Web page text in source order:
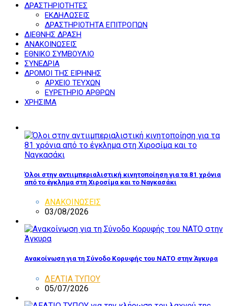
ΔΡΑΣΤΗΡΙΟΤΗΤΕΣ
ΕΚΔΗΛΩΣΕΙΣ
ΔΡΑΣΤΗΡΙΟΤΗΤΑ ΕΠΙΤΡΟΠΩΝ
ΔΙΕΘΝΗΣ ΔΡΑΣΗ
ΑΝΑΚΟΙΝΩΣΕΙΣ
ΕΘΝΙΚΟ ΣΥΜΒΟΥΛΙΟ
ΣΥΝΕΔΡΙΑ
ΔΡΟΜΟΙ ΤΗΣ ΕΙΡΗΝΗΣ
ΑΡΧΕΙΟ ΤΕΥΧΩΝ
ΕΥΡΕΤΗΡΙΟ ΑΡΘΡΩΝ
ΧΡΗΣΙΜΑ
Όλοι στην αντιιμπεριαλιστική κινητοποίηση για τα 81 χρόνια
από το έγκλημα στη Χιροσίμα και το Ναγκασάκι
ΑΝΑΚΟΙΝΩΣΕΙΣ
03/08/2026
Ανακοίνωση για τη Σύνοδο Κορυφής του ΝΑΤΟ στην Άγκυρα
ΔΕΛΤΙΑ ΤΥΠΟΥ
05/07/2026